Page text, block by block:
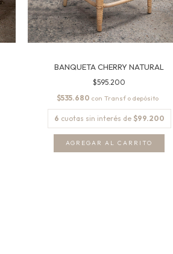
BANQUETA CHERRY NATURAL
$595.200
$535.680 con
6 cuotas sin interés de $99.200